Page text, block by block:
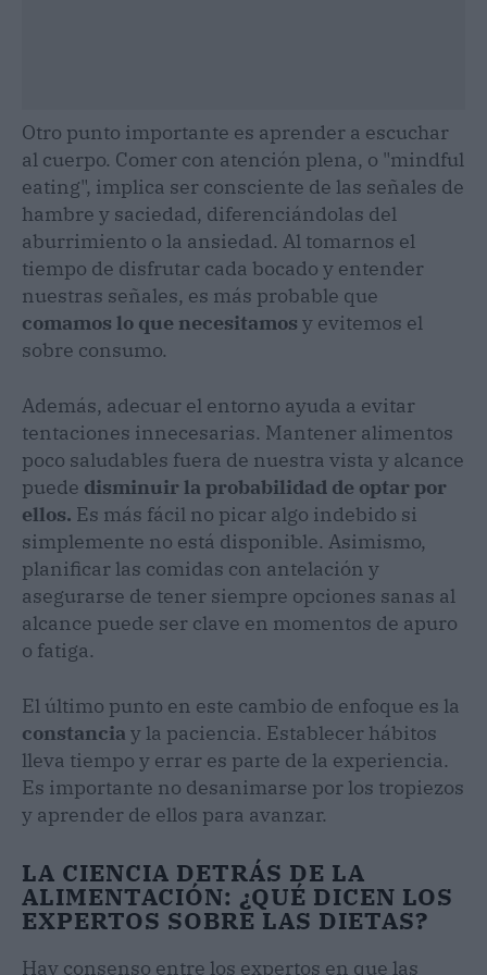
Otro punto importante es aprender a escuchar
al cuerpo. Comer con atención plena, o "mindful
eating", implica ser consciente de las señales de
hambre y saciedad, diferenciándolas del
aburrimiento o la ansiedad. Al tomarnos el
tiempo de disfrutar cada bocado y entender
nuestras señales, es más probable que
comamos lo que necesitamos y evitemos el
sobre consumo.
Además, adecuar el entorno ayuda a evitar
tentaciones innecesarias. Mantener alimentos
poco saludables fuera de nuestra vista y alcance
puede disminuir la probabilidad de optar por
ellos. Es más fácil no picar algo indebido si
simplemente no está disponible. Asimismo,
planificar las comidas con antelación y
asegurarse de tener siempre opciones sanas al
alcance puede ser clave en momentos de apuro
o fatiga.
El último punto en este cambio de enfoque es la
constancia y la paciencia. Establecer hábitos
lleva tiempo y errar es parte de la experiencia.
Es importante no desanimarse por los tropiezos
y aprender de ellos para avanzar.
LA CIENCIA DETRÁS DE LA
ALIMENTACIÓN: ¿QUÉ DICEN LOS
EXPERTOS SOBRE LAS DIETAS?
Hay consenso entre los expertos en que las